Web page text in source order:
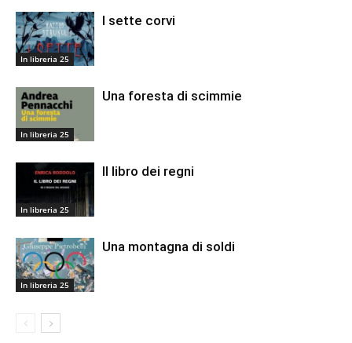
In libreria 25
I sette corvi
In libreria 25
Una foresta di scimmie
In libreria 25
Il libro dei regni
In libreria 25
Una montagna di soldi